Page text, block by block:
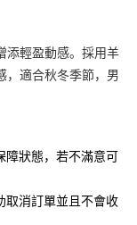
业银行
业银行
行
行
业银行
业银行
）商业银行
添輕盈動感。採用羊
，適合秋冬季節，男
障狀態，若不滿意可
取消訂單並且不會收